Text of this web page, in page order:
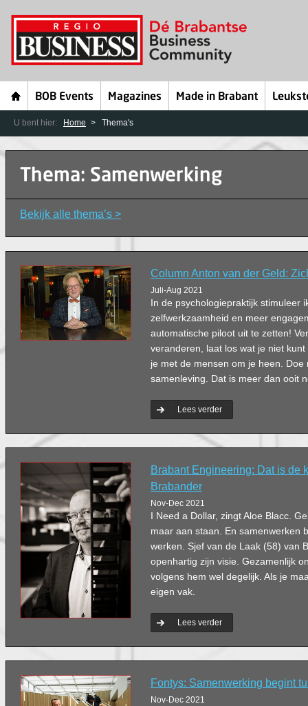
BOB Events Magazines Made in Brabant
U bent hier: Home Thema's
Thema: Samenwerking
Bekijk alle thema’s >
Column Anton van der Geld:
Juli-Aug 2021
In de psychologiepraktijk stimuleer
zelfwerkzaamheid en meer
automatische piloot uit te zetten!
veranderen, laat los wat je niet
je met de mensen om je heen.
samenleving. Dat is meer dan ooit
Lees verder
Brabant Engineering: Dat is de
Brabander
Nov-Dec 2021
I Need a Dollar, zingt Aloe Blacc.
maar aan staan. En samenwerken
werken. Sjef van de Laak (58) van
openhartig zijn visie. Gezamenlijk
volgens hem wel degelijk. Als je
eigen vak.
Lees verder
Fontys: Samenwerking begint
Nov-Dec 2021